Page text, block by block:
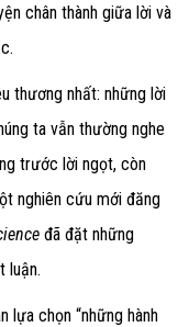
chân thành giữa lời và
thương nhất: những lời
ta vẫn thường nghe
trước lời ngọt, còn
nghiên cứu mới đăng
đã đặt những
luận.
lựa chọn “những hành